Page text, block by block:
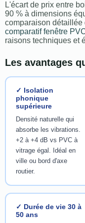
L'écart de prix entre
90 % à dimensions
comparaison détaillée
comparatif fenêtre
raisons techniques et
Les avantages
✓ Isolation
phonique
supérieure
Densité naturelle qui
absorbe les vibrations.
+2 à +4 dB vs PVC à
vitrage égal. Idéal en
ville ou bord d'axe
routier.
✓ Durée de vie 30 à
50 ans